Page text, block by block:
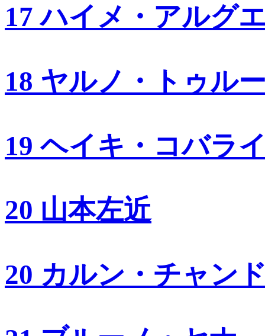
17 ハイメ・アルグ
18 ヤルノ・トゥル
19 ヘイキ・コバラ
20 山本左近
20 カルン・チャン